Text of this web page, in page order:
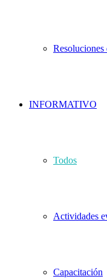
INFORMATIVO
Todos
Actividades
Capacitación